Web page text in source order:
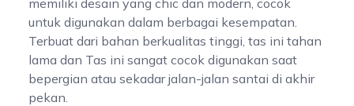
untuk digunakan dalam berbagai kesempatan.
Terbuat dari bahan berkualitas tinggi, tas ini tahan
lama dan Tas ini sangat cocok digunakan saat
bepergian atau sekadar jalan-jalan santai di akhir
pekan.